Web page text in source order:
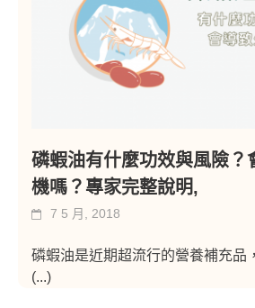
磷蝦油有什麼功效與風險？
機嗎？專家完整說明,
7 5 月, 2018
磷蝦油是近期超流行的營養補充品
(...)